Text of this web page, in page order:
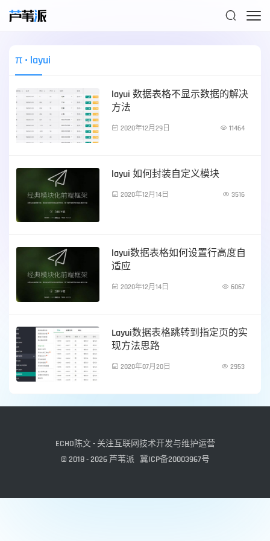

π • layui
前端技术
layui 数据表格不显示数据的解决
方法
 2020年12月29日  11464
前端技术
layui 如何封装自定义模块
 2020年12月14日  3516
前端技术
layui数据表格如何设置行高度自
适应
 2020年12月14日  6067
前端技术
Layui数据表格跳转到指定页的实
现方法思路
 2020年07月20日  2953
ECHO陈文 - 关注互联网技术开发与维护运营
© 2018 - 2026 芦苇派 冀ICP备20003967号